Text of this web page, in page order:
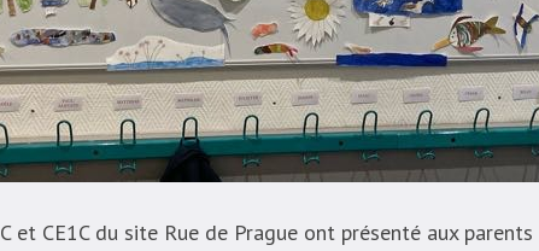
et CE1C du site Rue de Prague ont présenté aux